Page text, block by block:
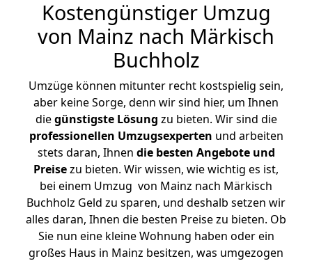
Kostengünstiger Umzug
von Mainz nach Märkisch
Buchholz
Umzüge können mitunter recht kostspielig sein,
aber keine Sorge, denn wir sind hier, um Ihnen
diegünstigste Lösung zu bieten. Wir sind die
professionellen Umzugsexperten und arbeiten
stets daran, Ihnen die besten Angebote und
Preisezu bieten. Wir wissen, wie wichtig es ist,
bei einem Umzug von Mainz nach Märkisch
Buchholz Geld zu sparen, und deshalb setzen wir
alles daran, Ihnen die besten Preise zu bieten. Ob
Sie nun eine kleine Wohnung haben oder ein
großes Haus in Mainz besitzen, was umgezogen